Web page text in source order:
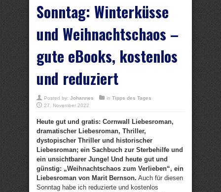
Sonntag: Winterküsse
und Weihnachtschaos –
gute eBooks, kostenlos
und reduziert
Posted by: Johannes in Tipps des Tages
27. November 2022
Heute gut und gratis: Cornwall Liebesroman,
dramatischer Liebesroman, Thriller,
dystopischer Thriller und historischer
Liebesroman; ein Sachbuch zur Sterbehilfe und
ein unsichtbarer Junge! Und heute gut und
günstig: „Weihnachtschaos zum Verlieben“, ein
Liebesroman von Marit Bernson. Auch für diesen
Sonntag habe ich reduzierte und kostenlos